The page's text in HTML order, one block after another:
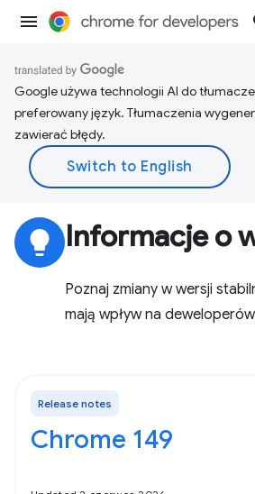
Google używa technologii AI do
preferowany język. Tłumaczenia
zawierać błędy.
lightbulb Informacje o
Poznaj zmiany w wersji
mają wpływ na
Release notes
Chrome 149